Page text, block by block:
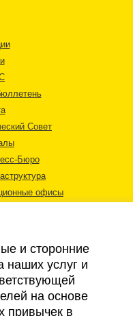
Совет
Бюро
офисы
и сторонние
услуг и
на основе
привычек в